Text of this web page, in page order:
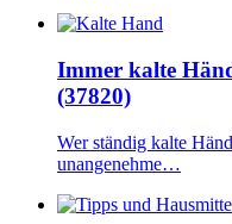
Immer kalte
(37820)
Wer ständig kalte
unangenehme…